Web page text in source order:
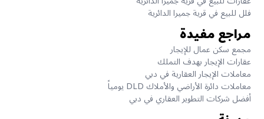
فلل للبيع في قرية جميرا الدائرية
مراجع مفيدة
مجمع سكن عمال للإيجار
عقارات الإيجار بهدف التملك
معاملات الإيجار العقارية في دبي
معاملات دائرة الأراضي والأملاك DLD يومياً
أفضل شركات التطوير العقاري في دبي